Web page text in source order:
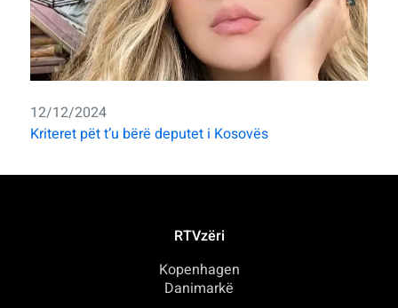
12/12/2024
Kriteret pët t’u bërë deputet i Kosovës
RTVzëri
Kopenhagen
Danimarkë